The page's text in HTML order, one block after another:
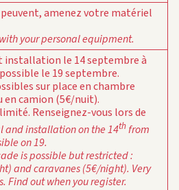
peuvent, amenez votre matériel
your personal equipment.
installation le 14 septembre à
le 19 septembre.
sur place en chambre
camion (5€/nuit).
Renseignez-vous lors de
and installation on the 14thfrom
on 19.
is possible but restricted :
and caravanes (5€/night). Very
Find out when you register.